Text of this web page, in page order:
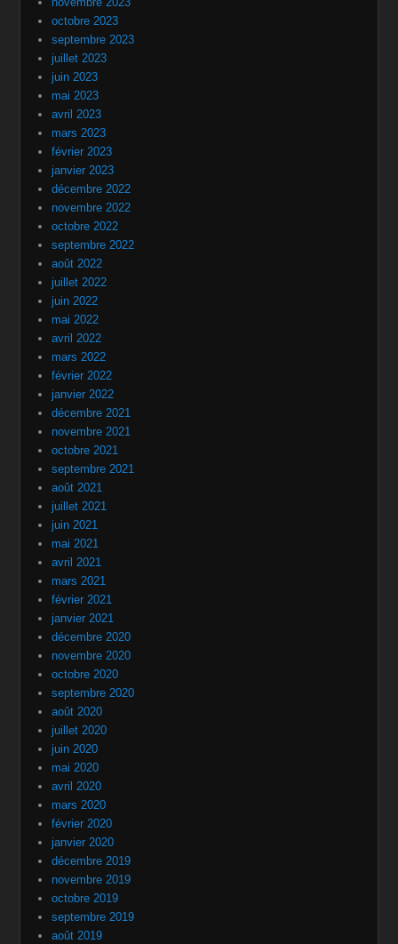
octobre 2023
septembre 2023
juillet 2023
juin 2023
mai 2023
avril 2023
mars 2023
février 2023
janvier 2023
décembre 2022
novembre 2022
octobre 2022
septembre 2022
août 2022
juillet 2022
juin 2022
mai 2022
avril 2022
mars 2022
février 2022
janvier 2022
décembre 2021
novembre 2021
octobre 2021
septembre 2021
août 2021
juillet 2021
juin 2021
mai 2021
avril 2021
mars 2021
février 2021
janvier 2021
décembre 2020
novembre 2020
octobre 2020
septembre 2020
août 2020
juillet 2020
juin 2020
mai 2020
avril 2020
mars 2020
février 2020
janvier 2020
décembre 2019
novembre 2019
octobre 2019
septembre 2019
août 2019